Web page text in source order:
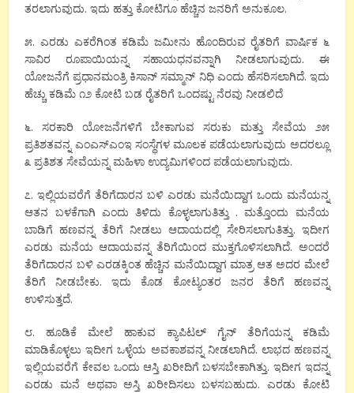
ತರಲಾಗುವುದು. ಇದು ಹತ್ತು ಕೋಟಿಗೂ ಹೆಚ್ಚಿನ ಜನರಿಗೆ ಅನುಕೂಲ.
೫. ಎರಡು ಎಕರೆಗಿಂತ ಕಡಿಮೆ ಜಮೀನು ಹೊಂದಿರುವ ರೈತರಿಗೆ ವಾರ್ಷಿಕ ೬
ಸಾವಿರ ರೂಪಾಯಿಯನ್ನ ಸಹಾಯಧನವನ್ನಾಗಿ ನೀಡಲಾಗುವುದು. ಈ
ಯೋಜನೆಗೆ ಪ್ರಧಾನಮಂತ್ರಿ ಕಿಸಾನ್ ಸಮ್ಮಾನ್ ನಿಧಿ ಎಂದು ಹೆಸರಿಸಲಾಗಿದೆ. ಇದು
ಹೆಚ್ಚು ಕಡಿಮೆ ೧೨ ಕೋಟಿ ಬಡ ರೈತರಿಗೆ ಒಂದಷ್ಟು ನೆರವು ನೀಡಲಿದೆ
೬. ಸರಕಾರಿ ಯೋಜನೆಗಳಿಗೆ ಬೇಕಾಗುವ ಸರುಕು ಮತ್ತು ಸೇವೆಯ ೨೫
ಪ್ರತಿಶತವನ್ನ ಎಂಎಸ್ಎಂಇ ಸಂಸ್ಥೆಗಳ ಮೂಲಕ ಪಡೆಯಲಾಗುವುದು ಅದರಲ್ಲೂ
೩ ಪ್ರತಿಶತ ಸೇವೆಯನ್ನ ಮಹಿಳಾ ಉದ್ಯಮಿಗಳಿಂದ ಪಡೆಯಲಾಗುವುದು.
೭. ಇಲ್ಲಿಯವರೆಗೆ ತೆರಿಗೆದಾರನ ಬಳಿ ಎರಡು ಮನೆಯಿದ್ದಾಗ ಒಂದು ಮನೆಯನ್ನ
ಆತನ ಬಳಕೆಗಾಗಿ ಎಂದು ತಿಳಿದು ಕೊಳ್ಳಲಾಗುತಿತ್ತು . ಮತ್ತೊಂದು ಮನೆಯ
ಬಾಡಿಗೆ ಹಣವನ್ನ ತೆರಿಗೆ ನೀಡಲು ಆದಾಯದಲ್ಲಿ ಸೇರಿಸಲಾಗುತಿತ್ತು. ಇದೀಗ
ಎರಡು ಮನೆಯ ಆದಾಯವನ್ನ ತೆರಿಗೆಯಿಂದ ಮುಕ್ತಗೊಳಿಸಲಾಗಿದೆ. ಅಂದರೆ
ತೆರಿಗೆದಾರನ ಬಳಿ ಎರಡಕ್ಕಿಂತ ಹೆಚ್ಚಿನ ಮನೆಯಿದ್ದಾಗ ಮಾತ್ರ ಆತ ಅದರ ಮೇಲೆ
ತೆರಿಗೆ ನೀಡಬೇಕು. ಇದು ಕೊಡ ಕೋಟ್ಯಂತರ ಜನರ ತೆರಿಗೆ ಹಣವನ್ನ
ಉಳಿಸುತ್ತದೆ.
೮. ಹೂಡಿಕೆ ಮೇಲೆ ಹಾಕುವ ಕ್ಯಾಪಿಟಲ್ ಗೈನ್ ತೆರಿಗೆಯನ್ನ ಕಡಿಮೆ
ಮಾಡಿಕೊಳ್ಳಲು ಇದೀಗ ಒಳ್ಳೆಯ ಅವಕಾಶವನ್ನ ನೀಡಲಾಗಿದೆ. ಲಾಭದ ಹಣವನ್ನ
ಇಲ್ಲಿಯವರೆಗೆ ಕೇವಲ ಒಂದು ಆಸ್ತಿ ಖರೀದಿಗೆ ಬಳಸಬೇಕಾಗಿತ್ತು. ಇದೀಗ ಇದನ್ನ
ಎರಡು ಮನೆ ಅಥವಾ ಅಸ್ತಿ ಖರೀದಿಸಲು ಬಳಸಬಹುದು. ಎರಡು ಕೋಟಿ